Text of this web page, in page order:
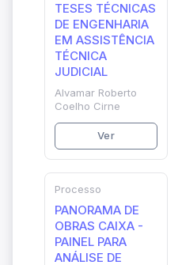
TESES TÉCNICAS
DE ENGENHARIA
EM ASSISTÊNCIA
TÉCNICA
JUDICIAL
Alvamar Roberto
Coelho Cirne
Ver
Processo
PANORAMA DE
OBRAS CAIXA -
PAINEL PARA
ANÁLISE DE